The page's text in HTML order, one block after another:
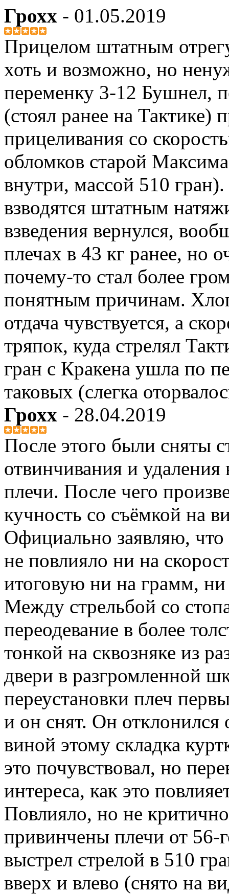
Грохх - 01.05.2019
Прицелом штатным
хоть и возможно, но
переменку 3-12 Бушнел,
(стоял ранее на Тактике)
прицеливания со
обломков старой
внутри, массой 510
взводятся штатным
взведения вернулся,
плечах в 43 кг ранее, но
почему-то стал более
понятным причинам.
отдача чувствуется, а
тряпок, куда стрелял
гран с Кракена ушла по
таковых (слегка
Грохх - 28.04.2019
После этого были сняты
отвинчивания и
плечи. После чего
кучность со съёмкой на
Официально заявляю, что
не повлияло ни на
итоговую ни на грамм,
Между стрельбой со
переодевание в более
тонкой на сквозняке из
двери в разгромленной
переустановки плеч
и он снят. Он отклонился
виной этому складка
это почувствовал, но
интереса, как это
Повлияло, но не
привинчены плечи от 56-
выстрел стрелой в 510
вверх и влево (снято на